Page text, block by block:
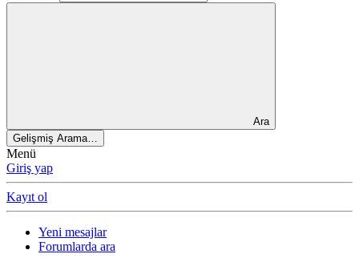
Ara
Gelişmiş Arama…
Menü
Giriş yap
Kayıt ol
Yeni mesajlar
Forumlarda ara